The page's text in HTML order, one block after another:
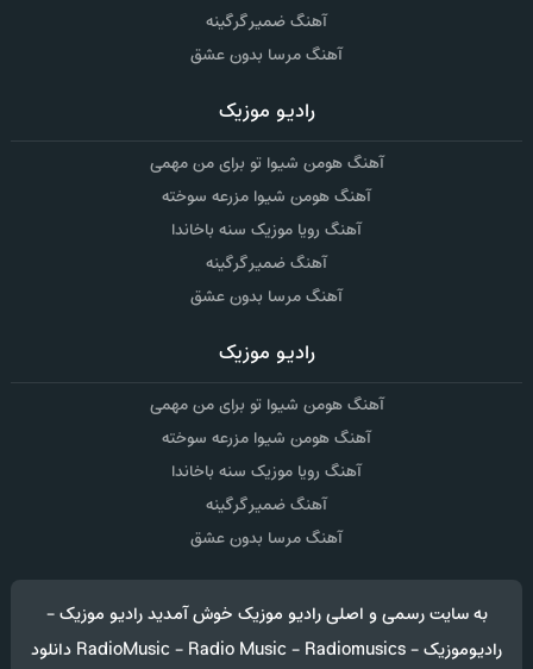
آهنگ ضمیر گرگینه
آهنگ مرسا بدون عشق
رادیو موزیک
آهنگ هومن شیوا تو برای من مهمی
آهنگ هومن شیوا مزرعه سوخته
آهنگ رویا موزیک سنه باخاندا
آهنگ ضمیر گرگینه
آهنگ مرسا بدون عشق
رادیو موزیک
آهنگ هومن شیوا تو برای من مهمی
آهنگ هومن شیوا مزرعه سوخته
آهنگ رویا موزیک سنه باخاندا
آهنگ ضمیر گرگینه
آهنگ مرسا بدون عشق
به سایت رسمی و اصلی رادیو موزیک خوش آمدید رادیو موزیک -
رادیوموزیک - RadioMusic - Radio Music - Radiomusics دانلود